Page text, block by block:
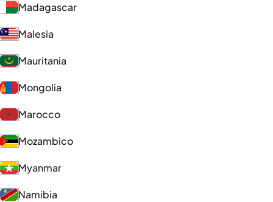
Madagascar
Malesia
Mauritania
Mongolia
Marocco
Mozambico
Myanmar
Namibia